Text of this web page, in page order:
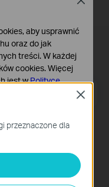
Zapisz się
przeznaczone dla
Close
aby usprawnić
oraz do jak
treści. W każdej
cookies. Więcej
jest wPolityce
działania
w celu
poprawę i